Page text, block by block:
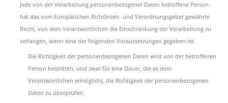
Jede von der Verarbeitung personenbezogener Daten betroffene Person
hat das vom Europäischen Richtlinien- und Verordnungsgeber gewährte
Recht, von dem Verantwortlichen die Einschränkung der Verarbeitung zu
verlangen, wenn eine der folgenden Voraussetzungen gegeben ist:
Die Richtigkeit der personenbezogenen Daten wird von der betroffenen
Person bestritten, und zwar für eine Dauer, die es dem
Verantwortlichen ermöglicht, die Richtigkeit der personenbezogenen
Daten zu überprüfen.